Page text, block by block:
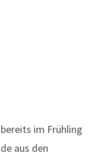
im Frühling
aus den